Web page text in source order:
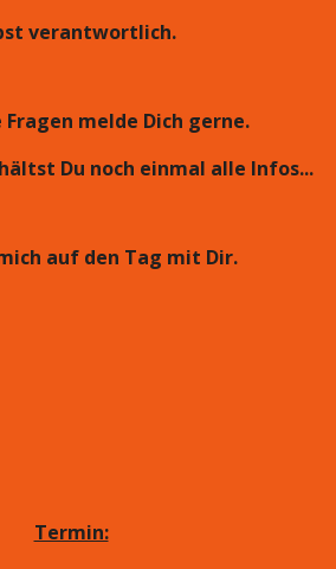
verantwortlich.
melde Dich gerne.
tst Du noch einmal alle Infos...
auf den Tag mit Dir.
Termin: